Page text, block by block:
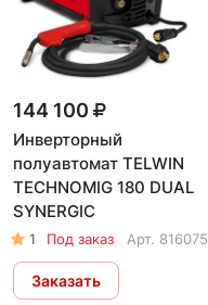
144 100
Инверторный
полуавтомат TELWIN
TECHNOMIG 180 DUAL
SYNERGIC
1 Под заказ Арт. 816075
Заказать